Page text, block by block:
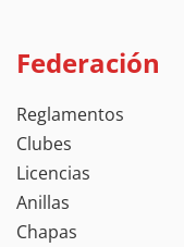
Federación
Reglamentos
Clubes
Licencias
Anillas
Chapas